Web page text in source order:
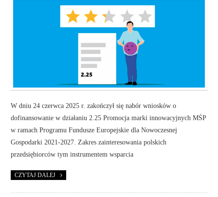
W dniu 24 czerwca 2025 r. zakończył się nabór wniosków o
dofinansowanie w działaniu 2.25 Promocja marki innowacyjnych MŚP
w ramach Programu Fundusze Europejskie dla Nowoczesnej
Gospodarki 2021-2027. Zakres zainteresowania polskich
przedsiębiorców tym instrumentem wsparcia
CZYTAJ DALEJ